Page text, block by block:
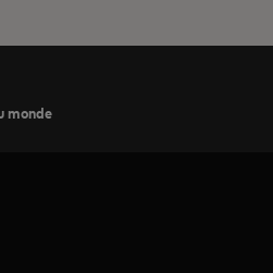
monde